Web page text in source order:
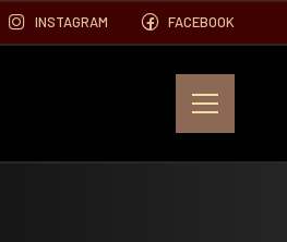
INSTAGRAM FACEBOOK
EVENTOS